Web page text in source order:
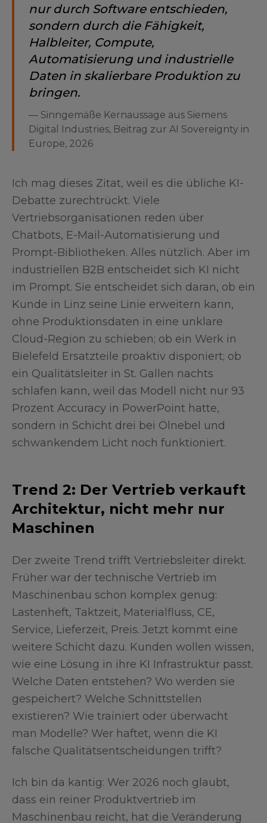
nur durch Software entschieden,
sondern durch die Fähigkeit,
Halbleiter, Compute,
Automatisierung und industrielle
Daten in skalierbare Produktion zu
bringen.
— Sinngemäße Kernaussage aus Siemens
Digital Industries, Beitrag zur AI Sovereignty in
Europe, 2026
Ich mag dieses Zitat, weil es die übliche KI-
Debatte zurechtrückt. Viele
Vertriebsorganisationen reden über
Chatbots, E-Mail-Automatisierung und
Prompt-Bibliotheken. Alles nützlich. Aber im
industriellen B2B entscheidet sich KI nicht
im Prompt. Sie entscheidet sich daran, ob ein
Kunde in Linz seine Linie erweitern kann,
ohne Produktionsdaten in eine unklare
Cloud-Region zu schieben; ob ein Werk in
Bielefeld Ersatzteile proaktiv disponiert; ob
ein Qualitätsleiter in St. Gallen nachts
schlafen kann, weil das Modell nicht nur 93
Prozent Accuracy in PowerPoint hatte,
sondern in Schicht drei bei Ölnebel und
schwankendem Licht noch funktioniert.
Trend 2: Der Vertrieb verkauft
Architektur, nicht mehr nur
Maschinen
Der zweite Trend trifft Vertriebsleiter direkt.
Früher war der technische Vertrieb im
Maschinenbau schon komplex genug:
Lastenheft, Taktzeit, Materialfluss, CE,
Service, Lieferzeit, Preis. Jetzt kommt eine
weitere Schicht dazu. Kunden wollen wissen,
wie eine Lösung in ihre KI Infrastruktur passt.
Welche Daten entstehen? Wo werden sie
gespeichert? Welche Schnittstellen
existieren? Wie trainiert oder überwacht
man Modelle? Wer haftet, wenn die KI
falsche Qualitätsentscheidungen trifft?
Ich bin da kantig: Wer 2026 noch glaubt,
dass ein reiner Produktvertrieb im
Maschinenbau reicht, hat die Veränderung